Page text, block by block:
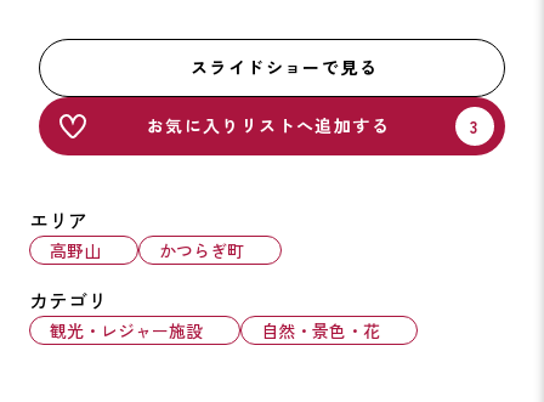
スライドショーで見る
お気に入りリストへ追加する
エリア
高野山 かつらぎ町
カテゴリ
観光・レジャー施設 自然・景色・花